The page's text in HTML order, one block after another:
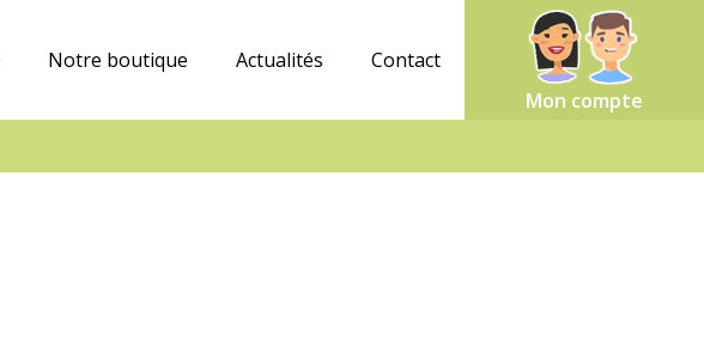
Notre boutique Actualités
Contact
Mon compte